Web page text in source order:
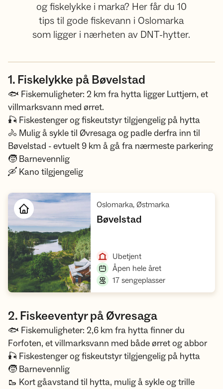
og fiskelykke i marka? Her får du 10
tips til gode fiskevann i Oslomarka
som ligger i nærheten av DNT-hytter.
1. Fiskelykke på Bøvelstad
🐟 Fiskemuligheter: 2 km fra hytta ligger Luttjern, et
villmarksvann med ørret.
🎣 Fiskestenger og fiskeutstyr tilgjengelig på hytta
🚴 Mulig å sykle til Øvresaga og padle derfra inn til
Bøvelstad - evtuelt 9 km å gå fra nærmeste parkering
🧒 Barnevennlig
🛶 Kano tilgjengelig
Oslomarka, Østmarka,
Bøvelstad
Ubetjent,
Åpen hele året,
17 sengeplasser,
2. Fiskeeventyr på Øvresaga
🐟 Fiskemuligheter: 2,6 km fra hytta finner du
Forfoten, et villmarksvann med både ørret og abbor
🎣 Fiskestenger og fiskeutstyr tilgjengelig på hytta
🧒 Barnevennlig
🥾 Kort gåavstand til hytta, mulig å sykle og trille